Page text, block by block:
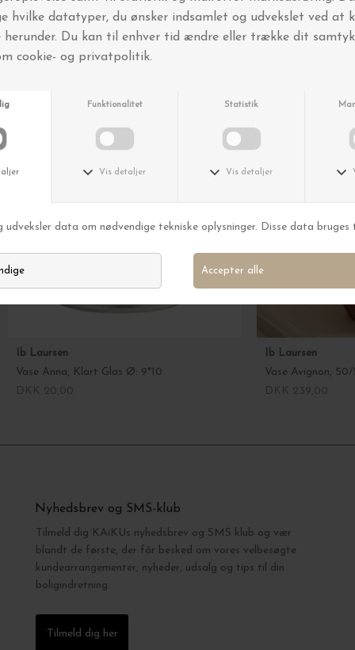
Ib Laursen
Vase Anna, Klart Glas Ø: 9*10
Ib Laursen
Vase Avignon,
Nyhedsbrev og SMS-klub
Tilmeld dig KAiKUs nyhedsbrev og SMS klub og vær
blandt de første, der får besked om vores velbesøgte
kundearrangementer, nyheder, udsalg og tips til din
boligindretning.
Tilmeld dig her